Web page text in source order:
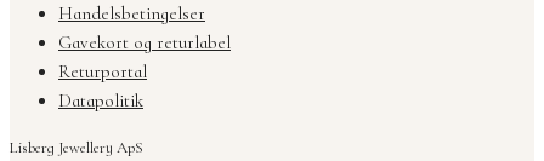
Handelsbetingelser
Gavekort og returlabel
Returportal
Datapolitik
Lisberg Jewellery ApS